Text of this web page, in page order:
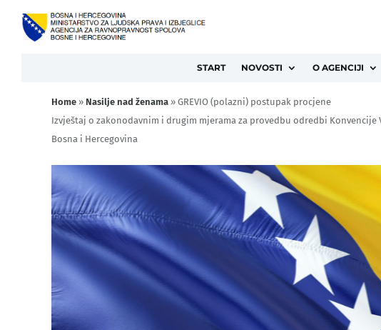
START NOVOSTI O AGENCIJI
Home » Nasilje nad ženama » GREVIO (polazni) postupak procjene
Izvještaj o zakonodavnim i drugim mjerama za provedbu odredbi
Bosna i Hercegovina